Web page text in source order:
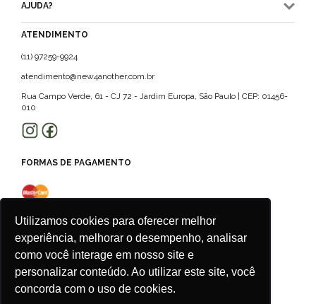
Utilizamos cookies para oferecer melhor
experiência, melhorar o desempenho, analisar
como você interage em nosso site e
personalizar conteúdo. Ao utilizar este site, você
concorda com o uso de cookies.
AJUDA?
ATENDIMENTO
(11) 97259-9924
atendimento@new4another.com.br
Rua Campo Verde, 61 - CJ 72 - Jardim Europa, São Paulo | CEP: 01456-
010
FORMAS DE PAGAMENTO